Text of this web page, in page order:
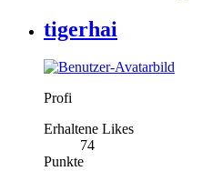
tigerhai
Profi
Erhaltene Likes
74
Punkte